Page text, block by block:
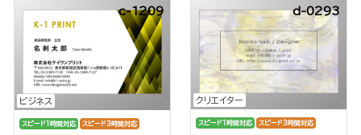
ビジネス
c-1209
スピード1時間対応 スピード3時間対応
クリエイター
d-0293
スピード1時間対応 スピード3時間対応